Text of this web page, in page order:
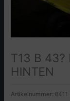
T13 B 43?
HINTEN
Artikelnummer: